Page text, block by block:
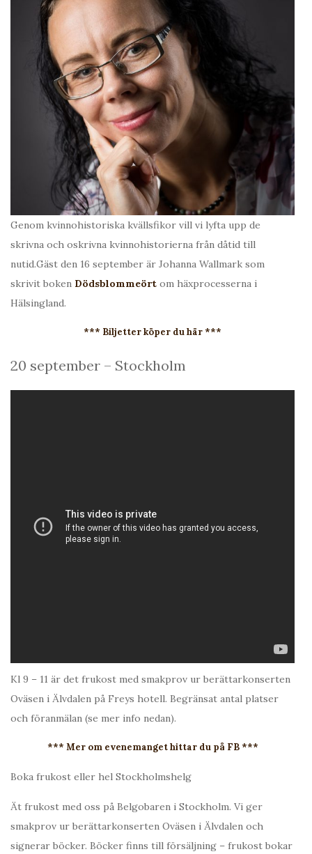
Genom kvinnohistoriska kvällsfikor vill vi lyfta upp de
skrivna och oskrivna kvinnohistorierna från dåtid till
nutid.Gäst den 16 september är Johanna Wallmark som
skrivit boken Dödsblommeört om häxprocesserna i
Hälsingland.
*** Biljetter köper du här ***
20 september – Stockholm
Kl 9 – 11 är det frukost med smakprov ur berättarkonserten
Oväsen i Älvdalen på Freys hotell. Begränsat antal platser
och föranmälan (se mer info nedan).
*** Mer om evenemanget hittar du på FB ***
Boka frukost eller hel Stockholmshelg
Ät frukost med oss på Belgobaren i Stockholm. Vi ger
smakprov ur berättarkonserten Oväsen i Älvdalen och
signerar böcker. Böcker finns till försäljning – frukost bokar